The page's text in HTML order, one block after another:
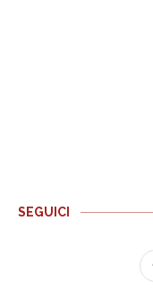
SEGUICI